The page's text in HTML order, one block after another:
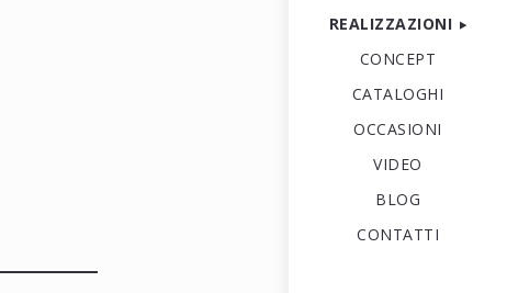
REALIZZAZIONI
CONCEPT
CATALOGHI
OCCASIONI
VIDEO
BLOG
CONTATTI